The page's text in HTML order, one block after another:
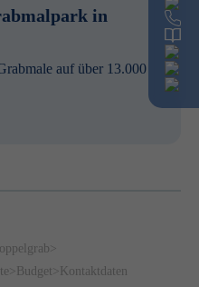
in
auf über 13.000
>
> Budget > Kontaktdaten